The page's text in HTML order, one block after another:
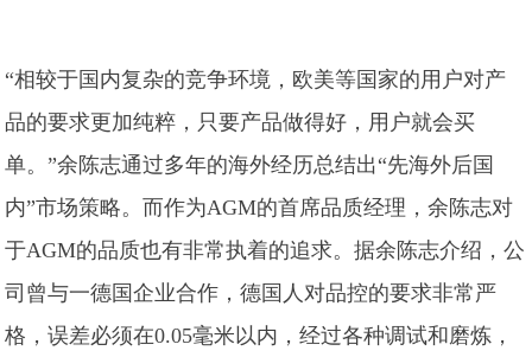
“相较于国内复杂的竞争环境，欧美等国家的用户对产
品的要求更加纯粹，只要产品做得好，用户就会买
单。”余陈志通过多年的海外经历总结出“先海外后国
内”市场策略。而作为AGM的首席品质经理，余陈志对
于AGM的品质也有非常执着的追求。据余陈志介绍，公
司曾与一德国企业合作，德国人对品控的要求非常严
格，误差必须在0.05毫米以内，经过各种调试和磨炼，